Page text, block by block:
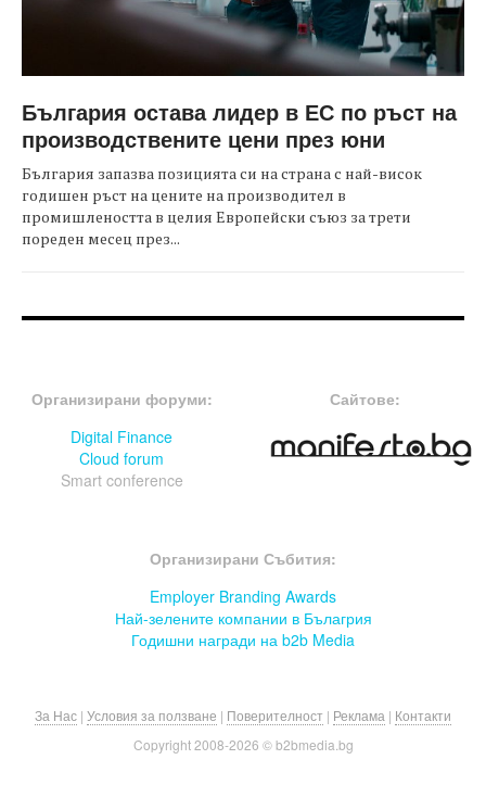
България остава лидер в ЕС по ръст на
производствените цени през юни
България запазва позицията си на страна с най-висок
годишен ръст на цените на производител в
промишлеността в целия Европейски съюз за трети
пореден месец през...
Организирани форуми:
Digital Finance
Cloud forum
Smart conference
Сайтове:
Организирани Събития:
Employer Branding Awards
Най-зелените компании в Бълагрия
Годишни награди на b2b Media
За Нас | Условия за ползване | Поверителност | Реклама | Контакти
Copyright 2008-2026 © b2bmedia.bg